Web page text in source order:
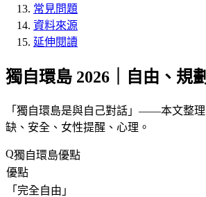
常見問題
資料來源
延伸閱讀
獨自環島 2026｜自由、規
「 獨自環島是與自己對話 」——本文整理
缺、安全、女性提醒、心理。
獨自環島優點
優點
「 完全自由 」